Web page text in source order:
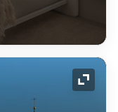
展开